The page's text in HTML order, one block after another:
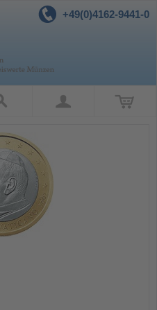
+49(0)4162-9441-0